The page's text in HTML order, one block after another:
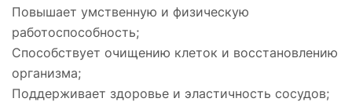
Повышает умственную и физическую
работоспособность;
Способствует очищению клеток и восстановлению
организма;
Поддерживает здоровье и эластичность сосудов;